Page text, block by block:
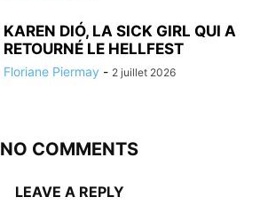
KAREN DIÓ, LA SICK GIRL QUI A
RETOURNÉ LE HELLFEST
Floriane Piermay - 2 juillet 2026
NO COMMENTS
LEAVE A REPLY